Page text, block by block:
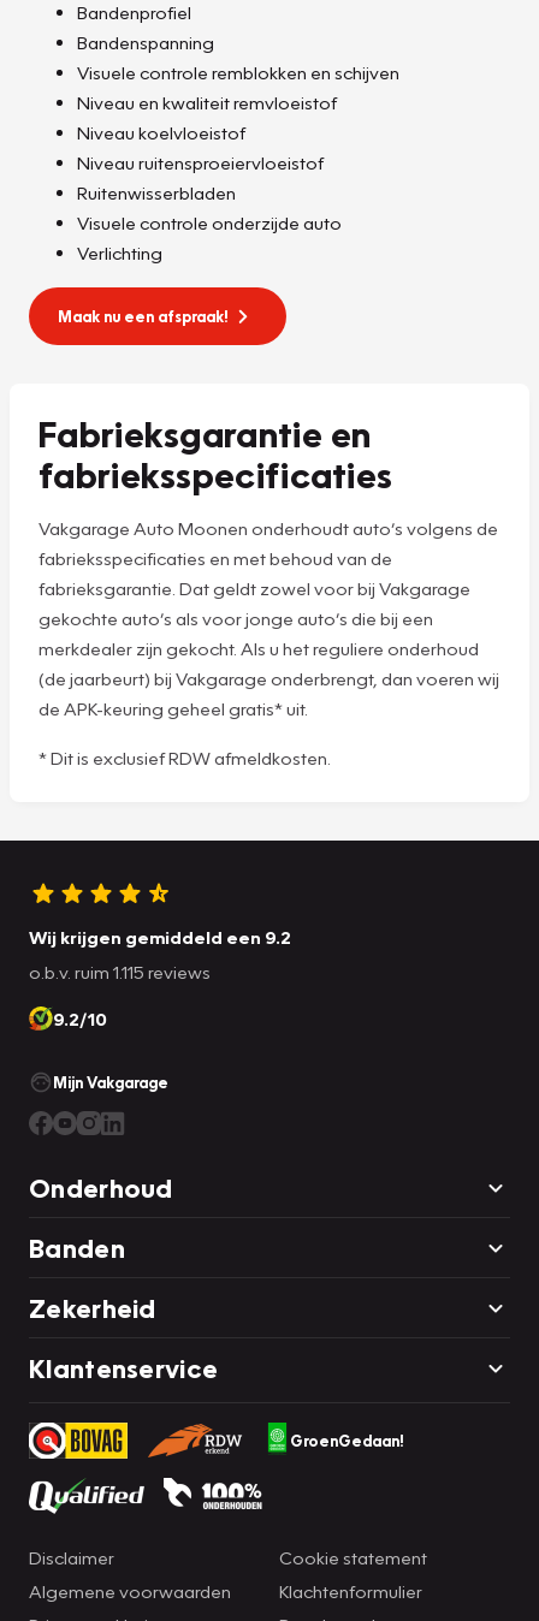
Bandenprofiel
Bandenspanning
Visuele controle remblokken en schijven
Niveau en kwaliteit remvloeistof
Niveau koelvloeistof
Niveau ruitensproeiervloeistof
Ruitenwisserbladen
Visuele controle onderzijde auto
Verlichting
Maak nu een afspraak!
Fabrieksgarantie en
fabrieksspecificaties
Vakgarage Auto Moonen onderhoudt auto’s volgens de
fabrieksspecificaties en met behoud van de
fabrieksgarantie. Dat geldt zowel voor bij Vakgarage
gekochte auto’s als voor jonge auto’s die bij een
merkdealer zijn gekocht. Als u het reguliere onderhoud
(de jaarbeurt) bij Vakgarage onderbrengt, dan voeren wij
de APK-keuring geheel gratis* uit.
* Dit is exclusief RDW afmeldkosten.
Wij krijgen gemiddeld een 9.2
o.b.v. ruim 1.115 reviews
9.2/10
Mijn Vakgarage
Onderhoud
Banden
Zekerheid
Klantenservice
GroenGedaan!
Disclaimer
Algemene voorwaarden
Cookie statement
Klachtenformulier